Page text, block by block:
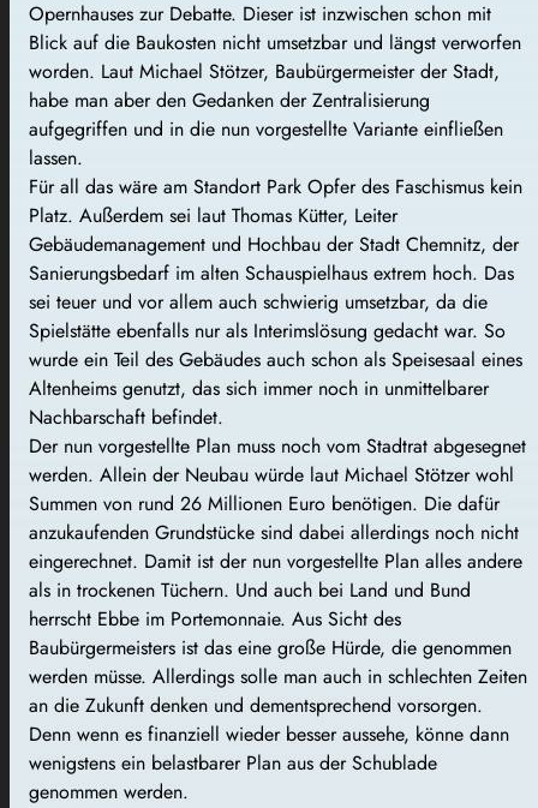
Opernhauses zur Debatte. Dieser ist inzwischen schon mit
Blick auf die Baukosten nicht umsetzbar und längst verworfen
worden. Laut Michael Stötzer, Baubürgermeister der Stadt,
habe man aber den Gedanken der Zentralisierung
aufgegriffen und in die nun vorgestellte Variante einfließen
lassen.
Für all das wäre am Standort Park Opfer des Faschismus kein
Platz. Außerdem sei laut Thomas Kütter, Leiter
Gebäudemanagement und Hochbau der Stadt Chemnitz, der
Sanierungsbedarf im alten Schauspielhaus extrem hoch. Das
sei teuer und vor allem auch schwierig umsetzbar, da die
Spielstätte ebenfalls nur als Interimslösung gedacht war. So
wurde ein Teil des Gebäudes auch schon als Speisesaal eines
Altenheims genutzt, das sich immer noch in unmittelbarer
Nachbarschaft befindet.
Der nun vorgestellte Plan muss noch vom Stadtrat abgesegnet
werden. Allein der Neubau würde laut Michael Stötzer wohl
Summen von rund 26 Millionen Euro benötigen. Die dafür
anzukaufenden Grundstücke sind dabei allerdings noch nicht
eingerechnet. Damit ist der nun vorgestellte Plan alles andere
als in trockenen Tüchern. Und auch bei Land und Bund
herrscht Ebbe im Portemonnaie. Aus Sicht des
Baubürgermeisters ist das eine große Hürde, die genommen
werden müsse. Allerdings solle man auch in schlechten Zeiten
an die Zukunft denken und dementsprechend vorsorgen.
Denn wenn es finanziell wieder besser aussehe, könne dann
wenigstens ein belastbarer Plan aus der Schublade
genommen werden.